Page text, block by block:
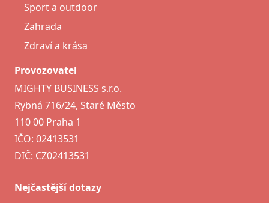
Sport a outdoor
Zahrada
Zdraví a krása
Provozovatel
MIGHTY BUSINESS s.r.o.
Rybná 716/24, Staré Město
110 00 Praha 1
IČO: 02413531
DIČ: CZ02413531
Nejčastější dotazy